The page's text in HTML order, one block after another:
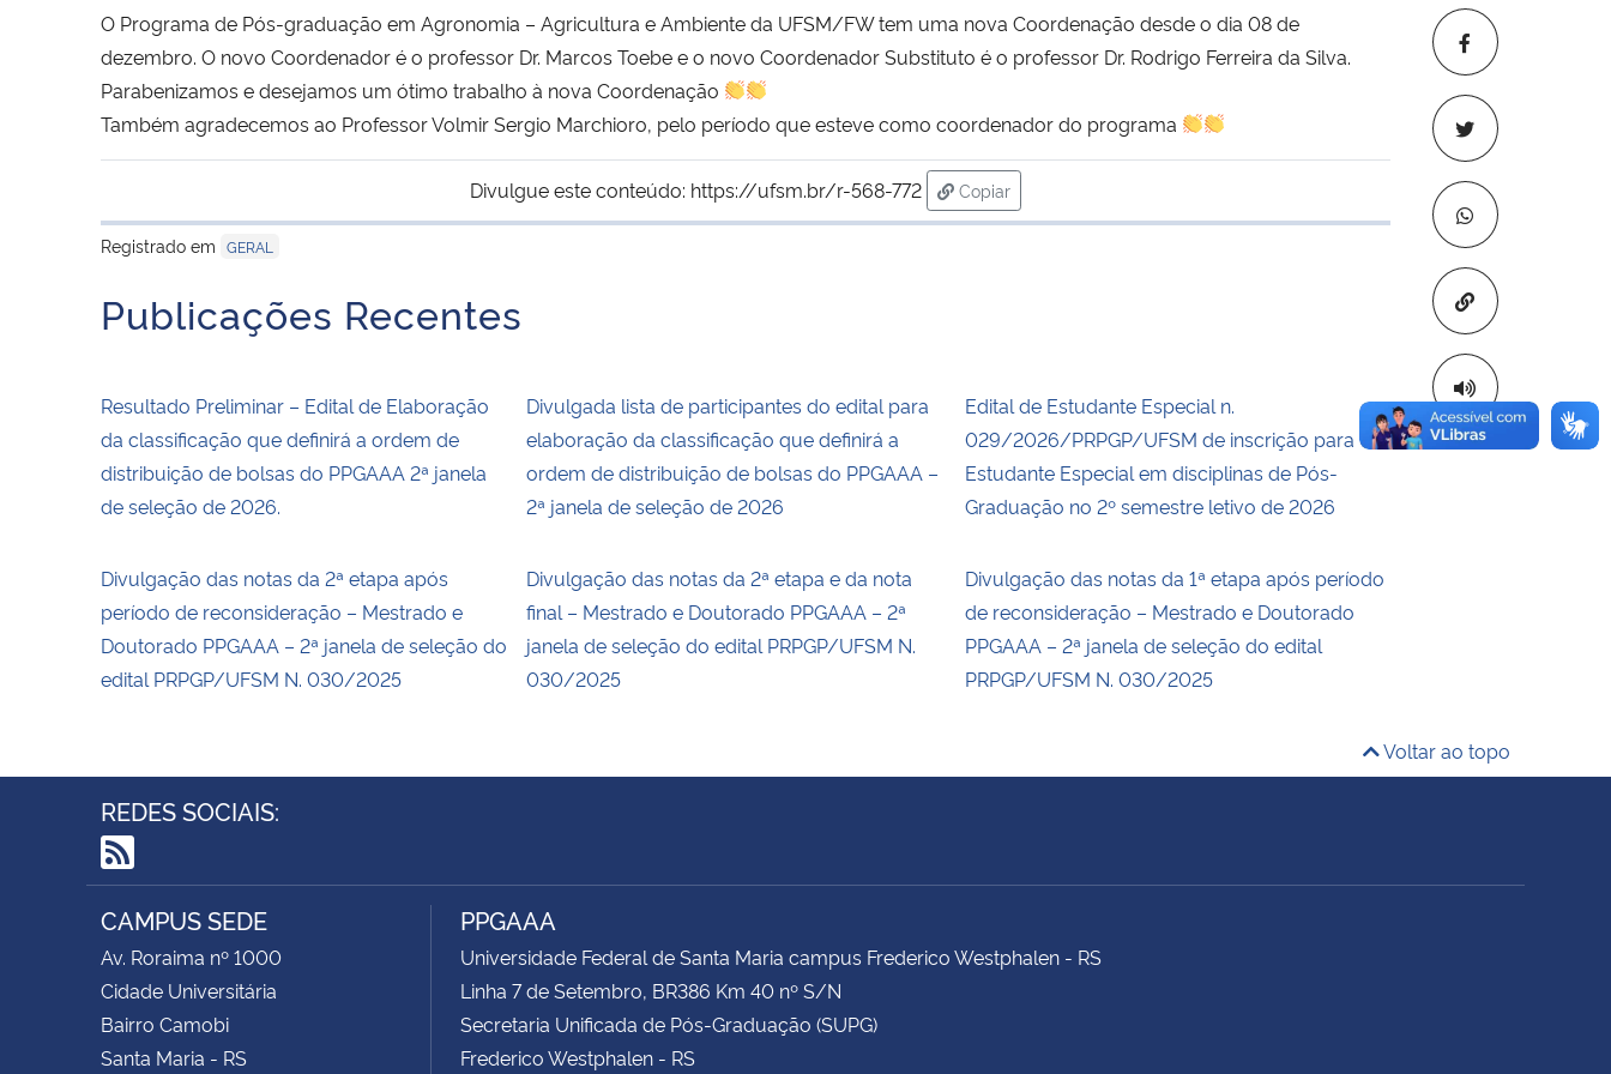
Copiar para
O Programa de Pós-graduação em Agronomia – Agricultura e Ambiente da UFSM/FW tem uma nova Coordenação desde o dia 08 de
dezembro. O novo Coordenador é o professor Dr. Marcos Toebe e o novo Coordenador Substituto é o professor Dr. Rodrigo Ferreira da Silva.
Parabenizamos e desejamos um ótimo trabalho à nova Coordenação
Também agradecemos ao Professor Volmir Sergio Marchioro, pelo período que esteve como coordenador do programa
Divulgue este conteúdo: https://ufsm.br/r-568-772
Copiar
para área de transferência
Registrado em GERAL
Publicações Recentes
Resultado Preliminar – Edital de Elaboração
da classificação que definirá a ordem de
distribuição de bolsas do PPGAAA 2ª janela
de seleção de 2026.
Divulgada lista de participantes do edital para
elaboração da classificação que definirá a
ordem de distribuição de bolsas do PPGAAA –
2ª janela de seleção de 2026
Edital de Estudante Especial n.
029/2026/PRPGP/UFSM de inscrição para
Estudante Especial em disciplinas de Pós-
Graduação no 2º semestre letivo de 2026
Divulgação das notas da 2ª etapa após
período de reconsideração – Mestrado e
Doutorado PPGAAA – 2ª janela de seleção do
edital PRPGP/UFSM N. 030/2025
Divulgação das notas da 2ª etapa e da nota
final – Mestrado e Doutorado PPGAAA – 2ª
janela de seleção do edital PRPGP/UFSM N.
030/2025
Divulgação das notas da 1ª etapa após período
de reconsideração – Mestrado e Doutorado
PPGAAA – 2ª janela de seleção do edital
PRPGP/UFSM N. 030/2025
Voltar ao topo
REDES SOCIAIS:
RSS
CAMPUS SEDE
Av. Roraima nº 1000
Cidade Universitária
Bairro Camobi
Santa Maria - RS
PPGAAA
Universidade Federal de Santa Maria campus Frederico Westphalen - RS
Linha 7 de Setembro, BR386 Km 40 nº S/N
Secretaria Unificada de Pós-Graduação (SUPG)
Frederico Westphalen - RS